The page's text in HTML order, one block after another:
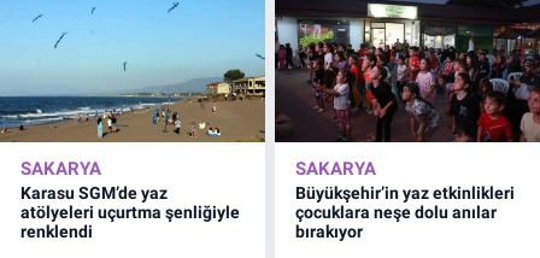
SAKARYA
Karasu SGM’de yaz
atölyeleri uçurtma şenliğiyle
renklendi
SAKARYA
Büyükşehir’in yaz etkinlikleri
çocuklara neşe dolu anılar
bırakıyor